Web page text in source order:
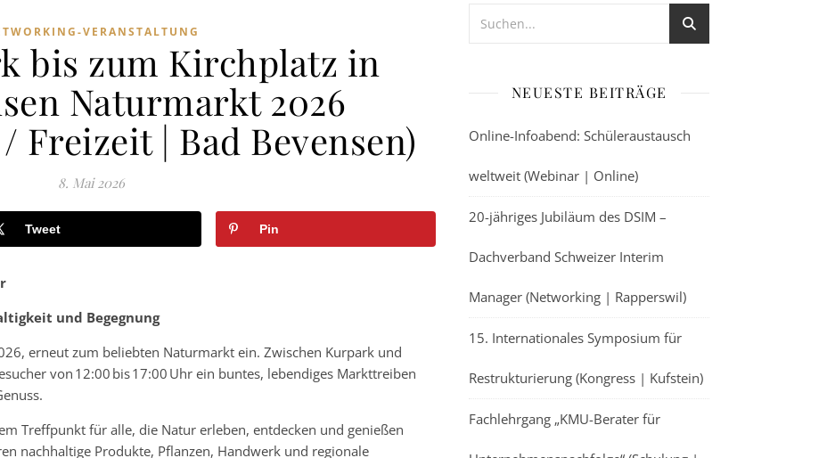
VERANSTALTUNG
bis zum Kirchplatz in
Naturmarkt 2026
Freizeit | Bad Bevensen)
8. Mai 2026
Tweet Pin
und Begegnung
erneut zum beliebten Naturmarkt ein. Zwischen Kurpark und
von 12:00 bis 17:00 Uhr ein buntes, lebendiges Markttreiben
Treffpunkt für alle, die Natur erleben, entdecken und genießen
nachhaltige Produkte, Pflanzen, Handwerk und regionale
NEUESTE BEITRÄGE
Online-Infoabend: Schüleraustausch
weltweit (Webinar | Online)
20-jähriges Jubiläum des DSIM –
Dachverband Schweizer Interim
Manager (Networking | Rapperswil)
15. Internationales Symposium für
Restrukturierung (Kongress | Kufstein)
Fachlehrgang „KMU-Berater für